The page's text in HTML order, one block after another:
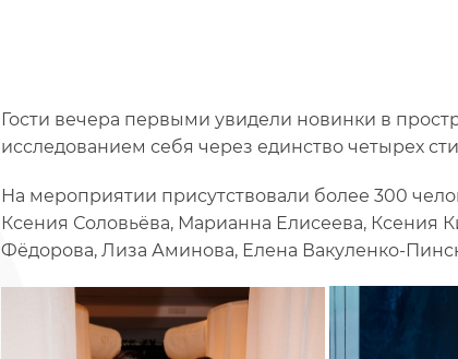
Гости вечера первыми увидели новинки в
исследованием себя через единство
На мероприятии присутствовали более 300
Ксения Соловьёва, Марианна Елисеева, Ксения
Фёдорова, Лиза Аминова, Елена Вакуленко-